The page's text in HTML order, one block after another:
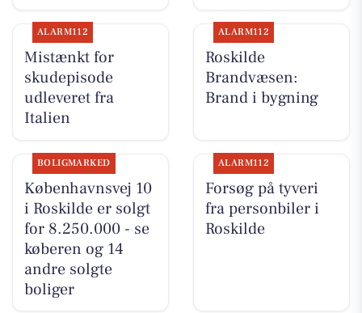
ALARM112
Mistænkt for
skudepisode
udleveret fra
Italien
ALARM112
Roskilde
Brandvæsen:
Brand i bygning
BOLIGMARKED
Københavnsvej 10
i Roskilde er solgt
for 8.250.000 - se
køberen og 14
andre solgte
boliger
ALARM112
Forsøg på tyveri
fra personbiler i
Roskilde